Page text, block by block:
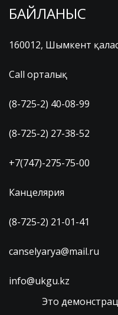
БАЙЛАНЫС
160012, Шымкент
Call орталық
(8-725-2) 40-08-99
(8-725-2) 27-38-52
+7(747)-275-75-00
Канцелярия
(8-725-2) 21-01-41
canselyarya@mail.ru
info@ukgu.kz
Это